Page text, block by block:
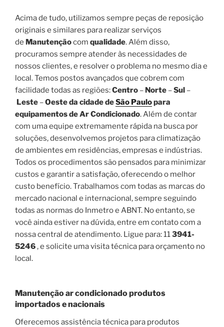
Acima de tudo, utilizamos sempre peças de reposição
originais e similares para realizar serviços
de Manutençãocom qualidade. Além disso,
procuramos sempre atender às necessidades de
nossos clientes, e resolver o problema no mesmo dia e
local. Temos postos avançados que cobrem com
facilidade todas as regiões:Centro – Norte –Sul –
Leste –Oeste da cidade deSão Paulopara
equipamentos de Ar Condicionado. Além de contar
com uma equipe extremamente rápida na busca por
soluções, desenvolvemos projetos para climatização
de ambientes em residências, empresas e indústrias.
Todos os procedimentos são pensados para minimizar
custos e garantir a satisfação, oferecendo o melhor
custo benefício. Trabalhamos com todas as marcas do
mercado nacional e internacional, sempre seguindo
todas as normas do Inmetro e ABNT. No entanto, se
você ainda estiver na dúvida, entre em contato com a
nossa central de atendimento. Ligue para: 113941-
5246, e solicite uma visita técnica para orçamento no
local.
Manutenção ar condicionado produtos
importados e nacionais
Oferecemos assistência técnica para produtos